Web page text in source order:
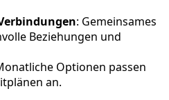
: Gemeinsames
Beziehungen und
Optionen passen
an.